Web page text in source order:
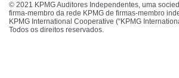
© 2021 KPMG Auditores Independentes, uma
firma-membro da rede KPMG de firmas-membro
KPMG International Cooperative (“KPMG
Todos os direitos reservados.